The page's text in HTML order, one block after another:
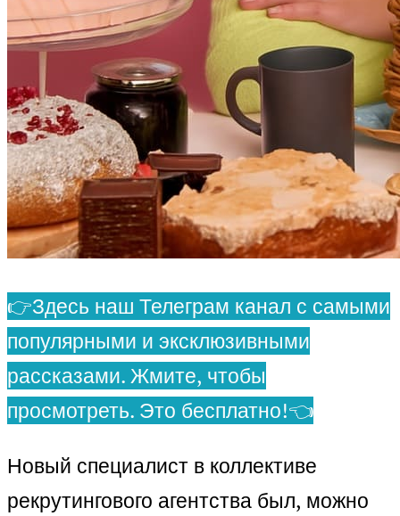
👉Здесь наш Телеграм канал с самыми
популярными и эксклюзивными
рассказами. Жмите, чтобы
просмотреть. Это бесплатно!👈
Новый специалист в коллективе
рекрутингового агентства был, можно